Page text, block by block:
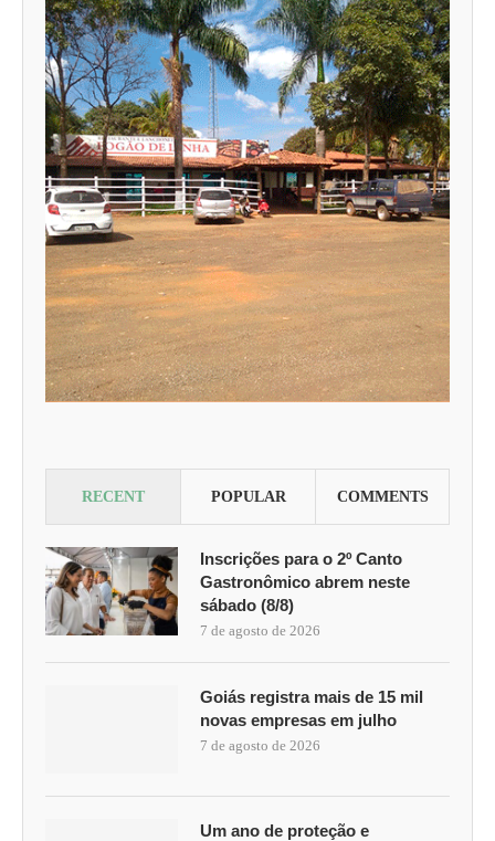
RECENT POPULAR COMMENTS
Inscrições para o 2º Canto
Gastronômico abrem neste
sábado (8/8)
7 de agosto de 2026
Goiás registra mais de 15 mil
novas empresas em julho
7 de agosto de 2026
Um ano de proteção e